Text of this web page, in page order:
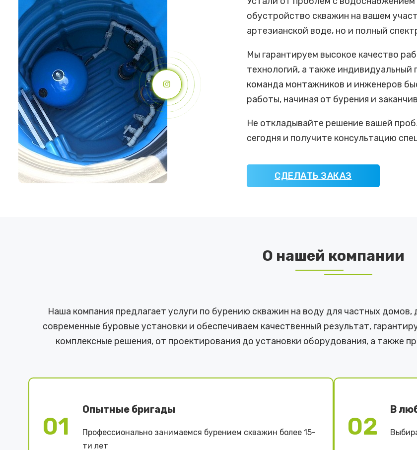
обустройство скважин на вашем
артезианской воде, но и полный
Мы гарантируем высокое качество
технологий, а также
команда монтажников и инженеров
работы, начиная от бурения и
Не откладывайте решение вашей
сегодня и получите консультацию
СДЕЛАТЬ ЗАКАЗ
О нашей компании
Наша компания предлагает услуги по бурению скважин на воду для частных
современные буровые установки и обеспечиваем качественный результат,
комплексные решения, от проектирования до установки оборудования, а также
01
Опытные бригады
Профессионально занимаемся бурением скважин более 15-
ти лет
02
В